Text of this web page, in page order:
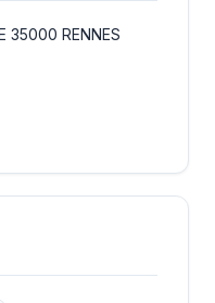
35000 RENNES